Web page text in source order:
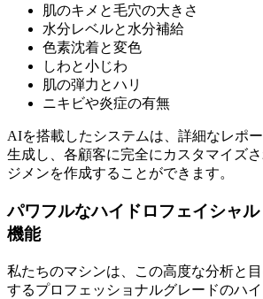
肌のキメと毛穴の大きさ
水分レベルと水分補給
色素沈着と変色
しわと小じわ
肌の弾力とハリ
ニキビや炎症の有無
AIを搭載したシステムは、詳細なレポ
生成し、各顧客に完全にカスタマイズ
ジメンを作成することができます。
パワフルなハイドロフェイシャ
機能
私たちのマシンは、この高度な分析と
するプロフェッショナルグレードのハ